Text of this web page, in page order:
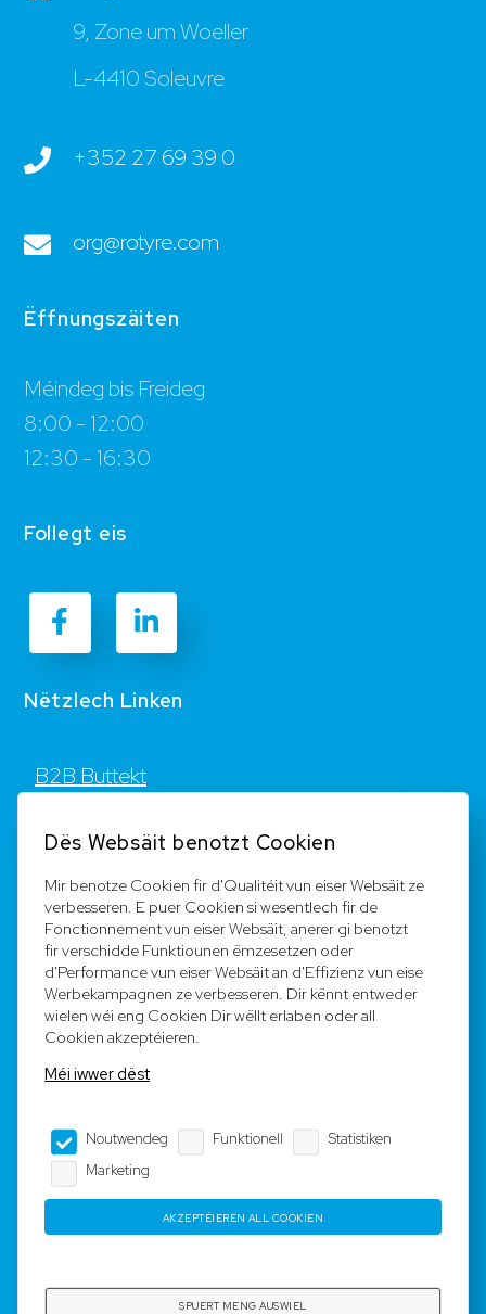
9, Zone um Woeller
L-4410 Soleuvre
+352 27 69 39 0
org@rotyre.com
Ëffnungszäiten
Méindeg bis Freideg
8:00 - 12:00
12:30 - 16:30
Follegt eis
Nëtzlech Linken
B2B Buttekt
Registréieren
Equipe
Legal Notice
Impressum
Dateschutz
Dës Websäit benotzt Cookien
Mir benotze Cookien fir d'Qualitéit vun eiser Websäit ze
verbesseren. E puer Cookien si wesentlech fir de
Fonctionnement vun eiser Websäit, anerer gi benotzt
fir verschidde Funktiounen ëmzesetzen oder
d'Performance vun eiser Websäit an d'Effizienz vun eise
Werbekampagnen ze verbesseren. Dir kënnt entweder
wielen wéi eng Cookien Dir wëllt erlaben oder all
Cookien akzeptéieren.
Méi iwwer dëst
Noutwendeg Funktionell
Statistiken
Marketing
AKZEPTÉIEREN ALL COOKIEN
SPUERT MENG AUSWIEL